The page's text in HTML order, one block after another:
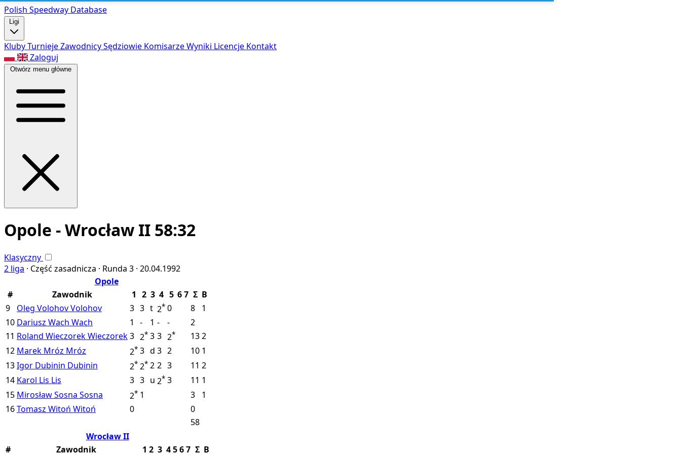
Polish Speedway Database
Ligi
KlubyTurniejeZawodnicySędziowie KomisarzeWyniki Licencje Kontakt
Zaloguj
Otwórz menu główne
Opole - Wrocław II 58:32
Klasyczny
2 liga · Część zasadnicza · Runda 3 · 20.04.1992
Opole
#
Zawodnik 1 2 3 4 5 67 Σ B
9
Oleg VolohovVolohov 3 3 t 2* 0 8
1
10 Dariusz Wach Wach 1 - 1 - -
2
11 Roland WieczorekWieczorek3 2* 3 3 2* 132
12 Marek Mróz Mróz 2* 3 d 3 2 10 1
13Igor Dubinin Dubinin 2* 2* 2 2 3 11 2
14 Karol Lis Lis 3 3 u 2* 3 11 1
15 Mirosław Sosna Sosna 2* 1 3
1
16Tomasz Witoń Witoń 0
0
58
Wrocław II
#
Zawodnik 1 2 3 4 567 Σ B